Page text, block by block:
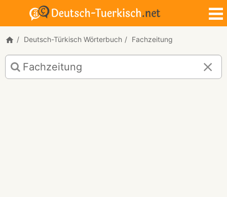
Deutsch-Türkisch Wörterbuch Fachzeitung
Deutsch-
Türkisch
Übersetzung